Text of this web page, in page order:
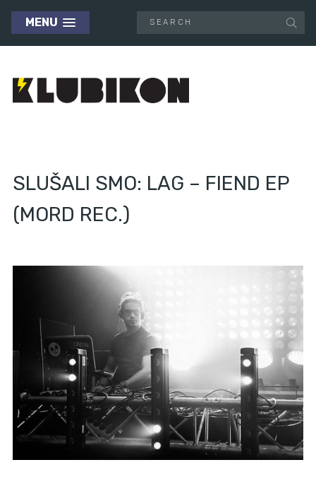
MENU
SLUŠALI SMO: LAG – FIEND EP
(MORD REC.)